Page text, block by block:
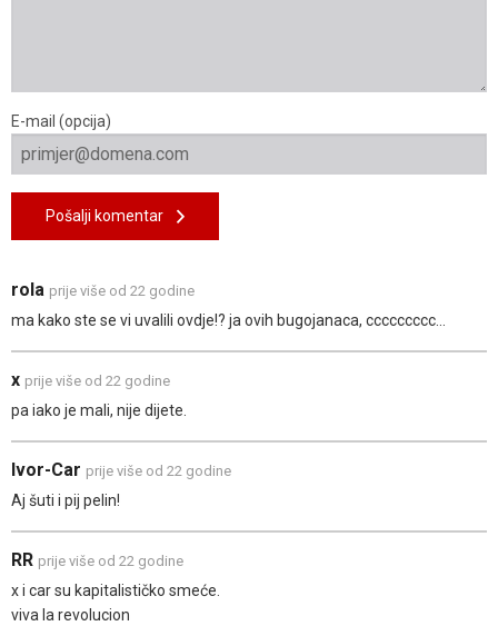
E-mail (opcija)
Pošalji komentar
rola prije više od 22 godine
ma kako ste se vi uvalili ovdje!? ja ovih bugojanaca, ccccccccc...
x prije više od 22 godine
pa iako je mali, nije dijete.
Ivor-Car prije više od 22 godine
Aj šuti i pij pelin!
RR prije više od 22 godine
x i car su kapitalističko smeće.
viva la revolucion